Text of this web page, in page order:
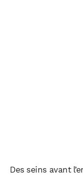
Des seins avant